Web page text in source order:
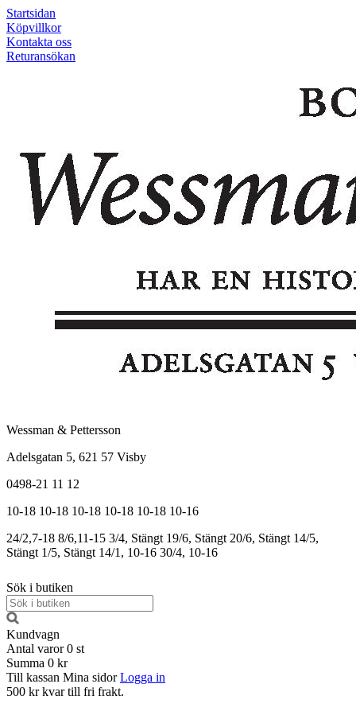
Startsidan
Köpvillkor
Kontakta oss
Returansökan
Wessman & Pettersson
Adelsgatan 5, 621 57 Visby
0498-21 11 12
10-18 10-18 10-18 10-18 10-18 10-16
24/2,7-18 8/6,11-15 3/4, Stängt 19/6, Stängt 20/6, Stängt 14/5,
Stängt 1/5, Stängt 14/1, 10-16 30/4, 10-16
Sök i butiken
Kundvagn
Antal varor 0 st
Summa 0 kr
Till kassan Mina sidor Logga in
500 kr kvar till fri frakt.